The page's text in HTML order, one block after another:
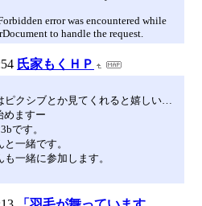
error was encountered while
to handle the request.
氏家もくＨＰ
ピクシブとか見てくれると嬉しい…
めますー
です。
一緒です。
一緒に参加します。